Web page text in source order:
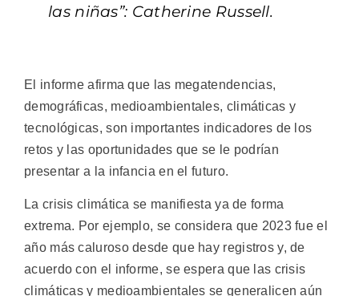
las niñas”: Catherine Russell.
El informe afirma que las megatendencias,
demográficas, medioambientales, climáticas y
tecnológicas, son importantes indicadores de los
retos y las oportunidades que se le podrían
presentar a la infancia en el futuro.
La crisis climática se manifiesta ya de forma
extrema. Por ejemplo, se considera que 2023 fue el
año más caluroso desde que hay registros y, de
acuerdo con el informe, se espera que las crisis
climáticas y medioambientales se generalicen aún